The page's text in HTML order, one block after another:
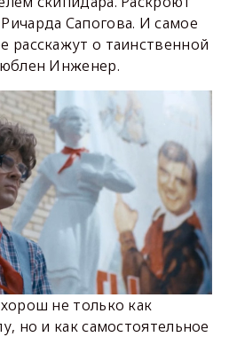
Сапогова. И самое
расскажут о таинственной
Инженер.
не только как
но и как самостоятельное